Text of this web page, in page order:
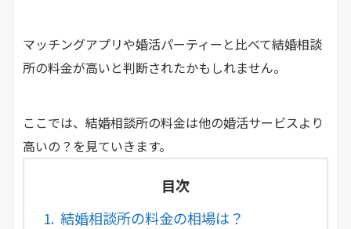
マッチングアプリや婚活パーティーと比べて結婚相談
所の料金が高いと判断されたかもしれません。
ここでは、結婚相談所の料金は他の婚活サービスより
高いの？を見ていきます。
目次
1. 結婚相談所の料金の相場は？